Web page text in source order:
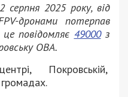
2025 року, від
дронами потерпав
повідомляє 49000з
ОВА.
Покровській,
громадах.